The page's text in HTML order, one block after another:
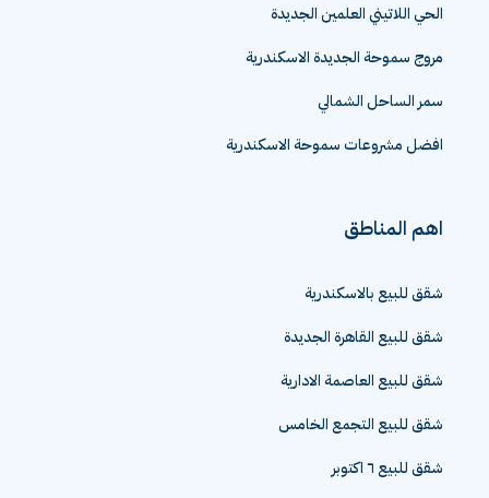
الحي اللاتيني العلمين الجديدة
مروج سموحة الجديدة الاسكندرية
سمر الساحل الشمالي
افضل مشروعات سموحة الاسكندرية
اهم المناطق
شقق للبيع بالاسكندرية
شقق للبيع القاهرة الجديدة
شقق للبيع العاصمة الادارية
شقق للبيع التجمع الخامس
شقق للبيع ٦ اكتوبر